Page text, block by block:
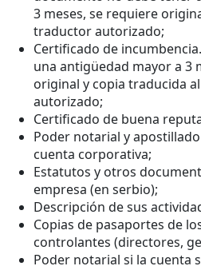
3 meses, se requiere
traductor autorizado;
Certificado de
una antigüedad mayor a 3
original y copia traducida
autorizado;
Certificado de buena
Poder notarial y
cuenta corporativa;
Estatutos y otros
empresa (en serbio);
Descripción de sus
Copias de pasaportes de
controlantes (directores,
Poder notarial si la cuenta